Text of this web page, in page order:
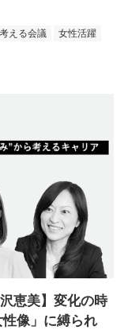
える会議 女性活躍
恵美】変化の時
像」に縛られ